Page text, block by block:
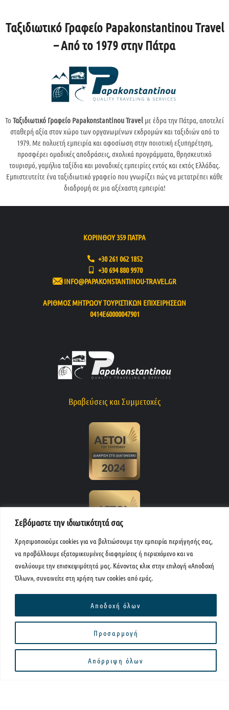
Σεβόμαστε την ιδιωτικότητά σας
Χρησιμοποιούμε cookies για να βελτιώσουμε την εμπειρία περιήγησής σας,
να προβάλλουμε εξατομικευμένες διαφημίσεις ή περιεχόμενο και να
αναλύουμε την επισκεψιμότητά μας. Κάνοντας κλικ στην επιλογή «Αποδοχή
Όλων», συναινείτε στη χρήση των cookies από εμάς.
Προσαρμογή
Απόρριψη όλων
Αποδοχή όλων
Ταξιδιωτικό Γραφείο Papakonstantinou Travel
– Από το 1979 στην Πάτρα
ΤοΤαξιδιωτικό Γραφείο Papakonstantinou Travel με έδρα την Πάτρα, αποτελεί
σταθερή αξία στον χώρο των οργανωμένων εκδρομών και ταξιδιών από το
1979. Με πολυετή εμπειρία και αφοσίωση στην ποιοτική εξυπηρέτηση,
προσφέρει ομαδικές αποδράσεις, σχολικά προγράμματα, θρησκευτικό
τουρισμό, γαμήλια ταξίδια και μοναδικές εμπειρίες εντός και εκτός Ελλάδας.
Εμπιστευτείτε ένα ταξιδιωτικό γραφείο που γνωρίζει πώς να μετατρέπει κάθε
διαδρομή σε μια αξέχαστη εμπειρία!
ΚΟΡΙΝΘΟΥ 359 ΠΑΤΡΑ
+30 261 062 1852
+30 694 880 9970
INFO@PAPAKONSTANTINOU-TRAVEL.GR
ΑΡΙΘΜΟΣ ΜΗΤΡΩΟΥ ΤΟΥΡΙΣΤΙΚΩΝ ΕΠΙΧΕΙΡΗΣΕΩΝ
0414Ε60000047901
Βραβεύσεις και Συμμετοχές
F
a
c
e
o
I
n
t
g
r
m
L
i
n
k
d
i
T
r
i
p
d
v
s
o
r
Y
o
b
Μενού
Copyright © 2026 Papakonstantinou Travel